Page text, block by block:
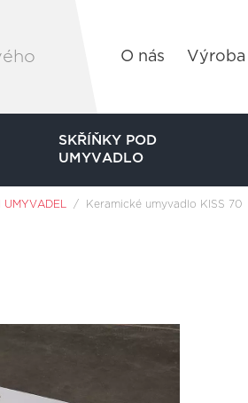
O nás Výroba
SKŘÍŇKY POD
UMYVADLO
Keramické umyvadlo KISS 70